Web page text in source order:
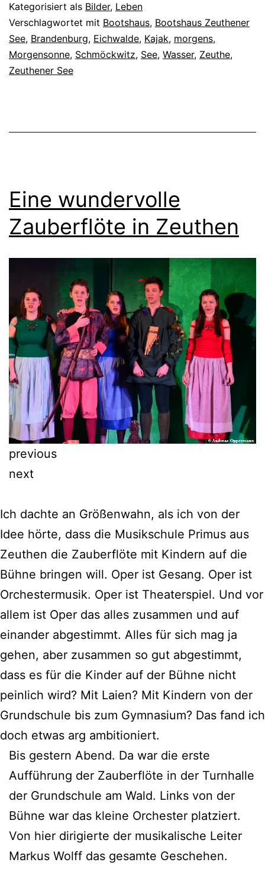
Kategorisiert als Bilder, Leben
Verschlagwortet mit Bootshaus, Bootshaus Zeuthener
See, Brandenburg, Eichwalde, Kajak, morgens,
Morgensonne, Schmöckwitz, See, Wasser, Zeuthe,
Zeuthener See
Eine wundervolle
Zauberflöte in Zeuthen
previous
next
Ich dachte an Größenwahn, als ich von der
Idee hörte, dass die Musikschule Primus aus
Zeuthen die Zauberflöte mit Kindern auf die
Bühne bringen will. Oper ist Gesang. Oper ist
Orchestermusik. Oper ist Theaterspiel. Und vor
allem ist Oper das alles zusammen und auf
einander abgestimmt. Alles für sich mag ja
gehen, aber zusammen so gut abgestimmt,
dass es für die Kinder auf der Bühne nicht
peinlich wird? Mit Laien? Mit Kindern von der
Grundschule bis zum Gymnasium? Das fand ich
doch etwas arg ambitioniert.
Bis gestern Abend. Da war die erste
Aufführung der Zauberflöte in der Turnhalle
der Grundschule am Wald. Links von der
Bühne war das kleine Orchester platziert.
Von hier dirigierte der musikalische Leiter
Markus Wolff das gesamte Geschehen.